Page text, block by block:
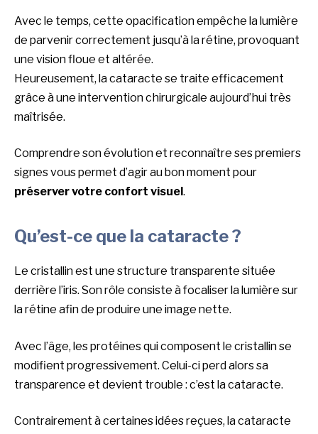
Avec le temps, cette opacification empêche la lumière
de parvenir correctement jusqu’à la rétine, provoquant
une vision floue et altérée.
Heureusement, la cataracte se traite efficacement
grâce à une intervention chirurgicale aujourd’hui très
maîtrisée.
Comprendre son évolution et reconnaître ses premiers
signes vous permet d’agir au bon moment pour
préserver votre confort visuel .
Qu’est-ce que la cataracte ?
Le cristallin est une structure transparente située
derrière l’iris. Son rôle consiste à focaliser la lumière sur
la rétine afin de produire une image nette.
Avec l’âge, les protéines qui composent le cristallin se
modifient progressivement. Celui-ci perd alors sa
transparence et devient trouble : c’est la cataracte.
Contrairement à certaines idées reçues, la cataracte